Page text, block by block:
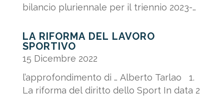
bilancio pluriennale per il triennio 2023-
LA RIFORMA DEL LAVORO
SPORTIVO
15 Dicembre 2022
l’approfondimento di … Alberto Tarlao 1.
La riforma del diritto dello Sport In data 2